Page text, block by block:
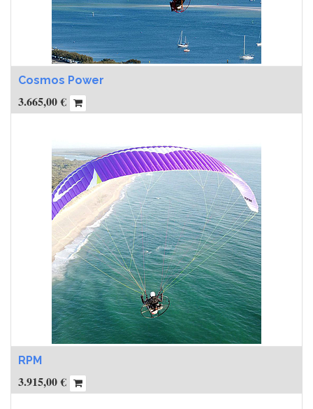
Cosmos Power
3.665,00€
RPM
3.915,00€